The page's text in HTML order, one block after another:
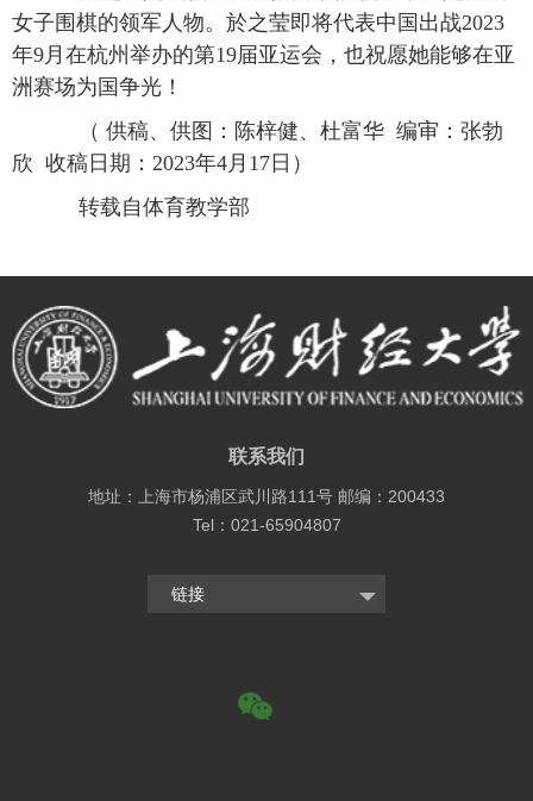
女子围棋的领军人物。於之莹即将代表中国出战2023
年9 月在杭州举办的第19届亚运会，也祝愿她能够在亚
洲赛场为国争光！
（ 供稿、供图：陈梓健、杜富华 编审：张勃
欣 收稿日期： 2023年4 月 17日）
转载自体育教学部
联系我们
地址：上海市杨浦区武川路111号 邮编：200433
Tel：021-65904807
链接